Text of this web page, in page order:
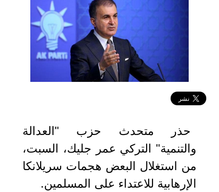
حذر متحدث حزب "العدالة
والتنمية" التركي عمر جليك، السبت،
من استغلال البعض هجمات سريلانكا
الإرهابية للاعتداء على المسلمين.